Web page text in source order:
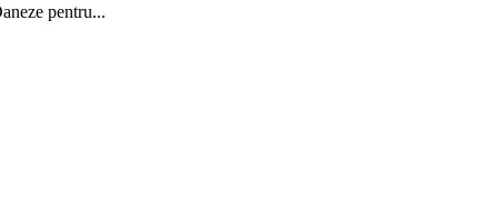
pentru...